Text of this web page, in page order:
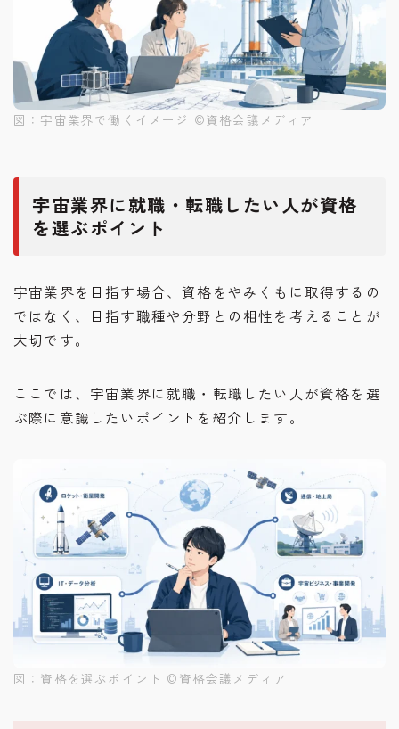
図：宇宙業界で働くイメージ ©︎資格会議メディア
宇宙業界に就職・転職したい人が資格
を選ぶポイント
宇宙業界を目指す場合、資格をやみくもに取得するの
ではなく、目指す職種や分野との相性を考えることが
大切です。
ここでは、宇宙業界に就職・転職したい人が資格を選
ぶ際に意識したいポイントを紹介します。
図：資格を選ぶポイント ©︎資格会議メディア